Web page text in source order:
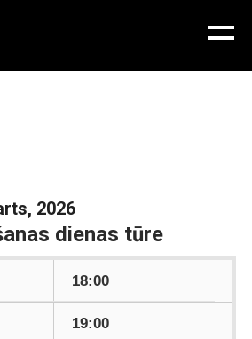
2026
dienas tūre
18:00
19:00